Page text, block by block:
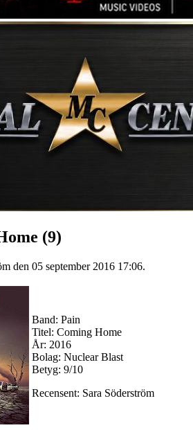
(9)
den 05 september 2016 17:06.
Band: Pain
Titel: Coming Home
År: 2016
Bolag: Nuclear Blast
Betyg: 9/10
Recensent: Sara Söderström